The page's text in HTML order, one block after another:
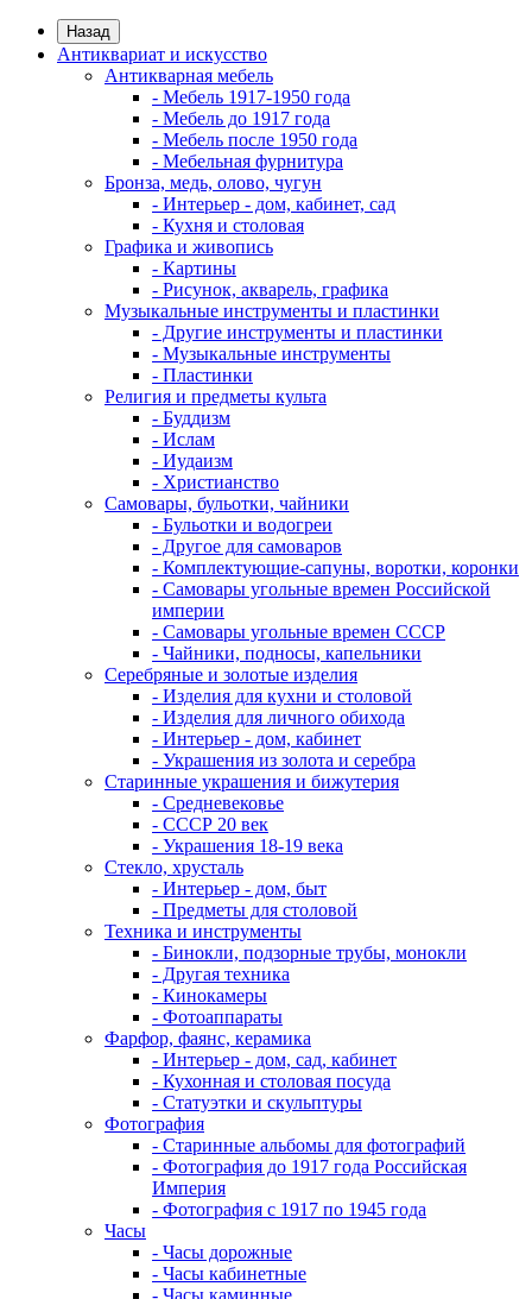
Назад
Антиквариат и искусство
Антикварная мебель
- Мебель 1917-1950 года
- Мебель до 1917 года
- Мебель после 1950 года
- Мебельная фурнитура
Бронза, медь, олово, чугун
- Интерьер - дом, кабинет, сад
- Кухня и столовая
Графика и живопись
- Картины
- Рисунок, акварель, графика
Музыкальные инструменты и пластинки
- Другие инструменты и пластинки
- Музыкальные инструменты
- Пластинки
Религия и предметы культа
- Буддизм
- Ислам
- Иудаизм
- Христианство
Самовары, бульотки, чайники
- Бульотки и водогреи
- Другое для самоваров
- Комплектующие-сапуны, воротки, коронки
- Самовары угольные времен Российской
империи
- Самовары угольные времен СССР
- Чайники, подносы, капельники
Серебряные и золотые изделия
- Изделия для кухни и столовой
- Изделия для личного обихода
- Интерьер - дом, кабинет
- Украшения из золота и серебра
Старинные украшения и бижутерия
- Средневековье
- СССР 20 век
- Украшения 18-19 века
Стекло, хрусталь
- Интерьер - дом, быт
- Предметы для столовой
Техника и инструменты
- Бинокли, подзорные трубы, монокли
- Другая техника
- Кинокамеры
- Фотоаппараты
Фарфор, фаянс, керамика
- Интерьер - дом, сад, кабинет
- Кухонная и столовая посуда
- Статуэтки и скульптуры
Фотография
- Старинные альбомы для фотографий
- Фотография до 1917 года Российская
Империя
- Фотография с 1917 по 1945 года
Часы
- Часы дорожные
- Часы кабинетные
- Часы каминные